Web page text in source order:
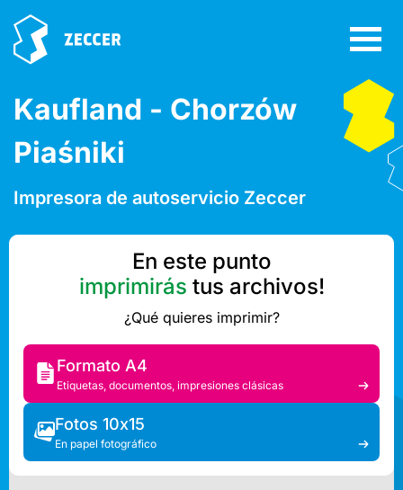
Kaufland - Chorzów
Piaśniki
Impresora de autoservicio Zeccer
En este punto
imprimirás tus archivos!
¿Qué quieres imprimir?
Formato A4
Etiquetas, documentos, impresiones clásicas
Fotos 10x15
En papel fotográfico